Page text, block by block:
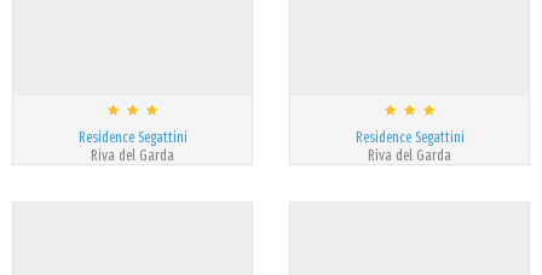
Residence Segattini
Riva del Garda
Residence Segattini
Riva del Garda